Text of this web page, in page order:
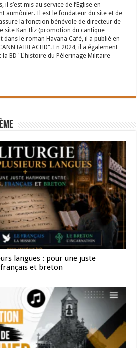
il s’est mis au service de l’Eglise en
aumônier. Il est le fondateur du site et de
la fonction bénévole de directeur de
site Kan Iliz (promotion du cantique
dans le roman Havana Café, il a publié en
En 2024, il a également
la BD "L'histoire du Pèlerinage Militaire
langues : pour une juste
et breton